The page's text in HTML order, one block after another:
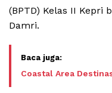
(BPTD) Kelas II Kepri
Damri.
Coastal Area